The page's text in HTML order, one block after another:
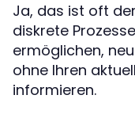
Ja, das ist oft
diskrete
ermöglichen,
ohne Ihren
informieren.